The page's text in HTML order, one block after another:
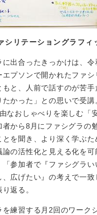
シリテーショングラフィ
出合ったきっかけは、令
エプソンで開かれたファ
と、人前で話すのが苦手
たかった」との思いで受
なおしゃべりを楽しむ「
者から8月にファシグラの
とを聞き、より深く学ぶ
論の活性化と見える化を
「参加者で『ファシグラい
、広げたい』の考えで一
返る。
練習する月2回のワーク